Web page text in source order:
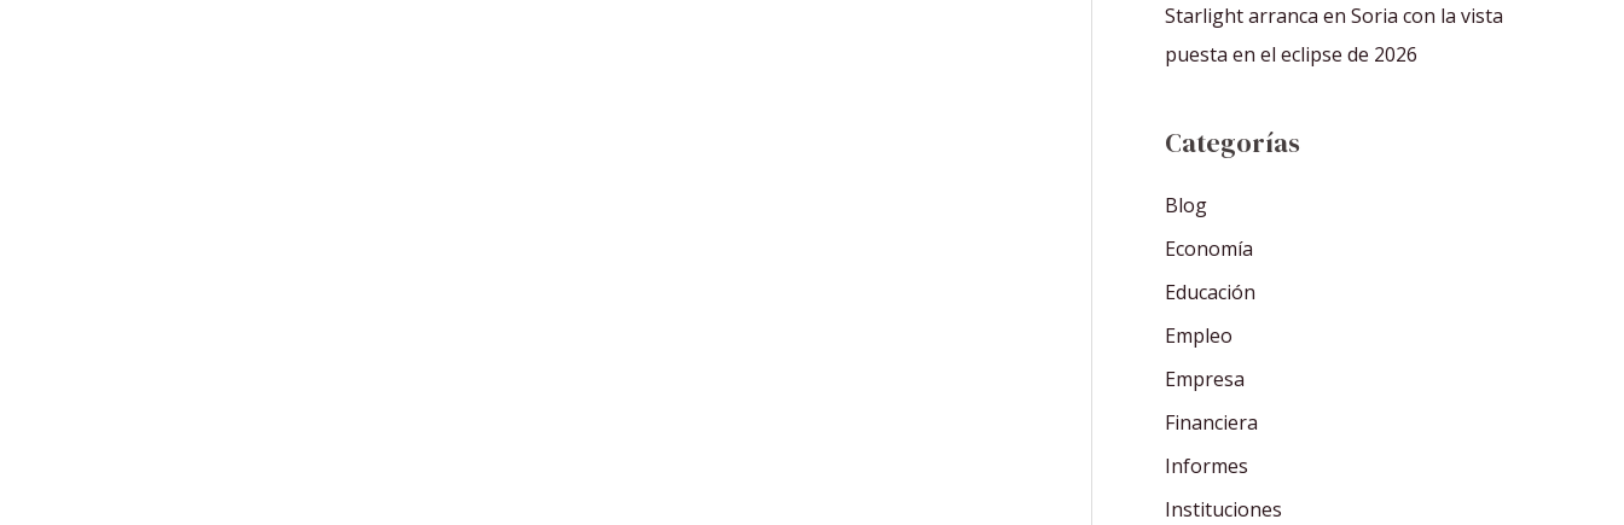
Starlight arranca en Soria con la vista
puesta en el eclipse de 2026
Categorías
Blog
Economía
Educación
Empleo
Empresa
Financiera
Informes
Instituciones